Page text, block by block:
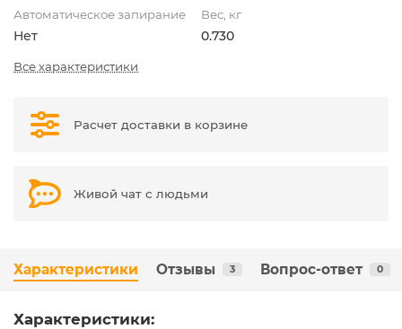
Автоматическое запирание
Нет
Вес, кг
0.730
Все характеристики
Расчет доставки в корзине
Живой чат с людьми
Характеристики Отзывы 3 Вопрос-ответ 0
Характеристики: